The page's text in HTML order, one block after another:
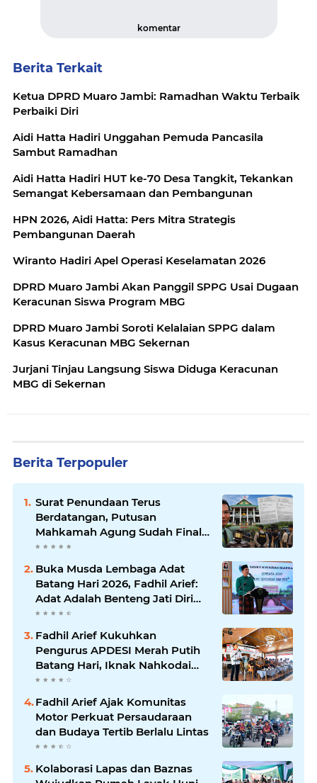
komentar
Berita Terkait
Ketua DPRD Muaro Jambi: Ramadhan Waktu Terbaik
Perbaiki Diri
Aidi Hatta Hadiri Unggahan Pemuda Pancasila
Sambut Ramadhan
Aidi Hatta Hadiri HUT ke-70 Desa Tangkit, Tekankan
Semangat Kebersamaan dan Pembangunan
HPN 2026, Aidi Hatta: Pers Mitra Strategis
Pembangunan Daerah
Wiranto Hadiri Apel Operasi Keselamatan 2026
DPRD Muaro Jambi Akan Panggil SPPG Usai Dugaan
Keracunan Siswa Program MBG
DPRD Muaro Jambi Soroti Kelalaian SPPG dalam
Kasus Keracunan MBG Sekernan
Jurjani Tinjau Langsung Siswa Diduga Keracunan
MBG di Sekernan
Berita Terpopuler
Surat Penundaan Terus
Berdatangan, Putusan
Mahkamah Agung Sudah Final,
Mengapa Eksekusi Belum
Dilaksanakan?
Buka Musda Lembaga Adat
Batang Hari 2026, Fadhil Arief:
Adat Adalah Benteng Jati Diri
Generasi Muda
Fadhil Arief Kukuhkan
Pengurus APDESI Merah Putih
Batang Hari, Iknak Nahkodai
Periode 2026–2031
Fadhil Arief Ajak Komunitas
Motor Perkuat Persaudaraan
dan Budaya Tertib Berlalu Lintas
Kolaborasi Lapas dan Baznas